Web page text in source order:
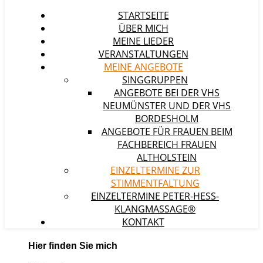
STARTSEITE
ÜBER MICH
MEINE LIEDER
VERANSTALTUNGEN
MEINE ANGEBOTE
SINGGRUPPEN
ANGEBOTE BEI DER VHS
NEUMÜNSTER UND DER VHS
BORDESHOLM
ANGEBOTE FÜR FRAUEN BEIM
FACHBEREICH FRAUEN
ALTHOLSTEIN
EINZELTERMINE ZUR
STIMMENTFALTUNG
EINZELTERMINE PETER-HESS-
KLANGMASSAGE®
KONTAKT
Hier finden Sie mich